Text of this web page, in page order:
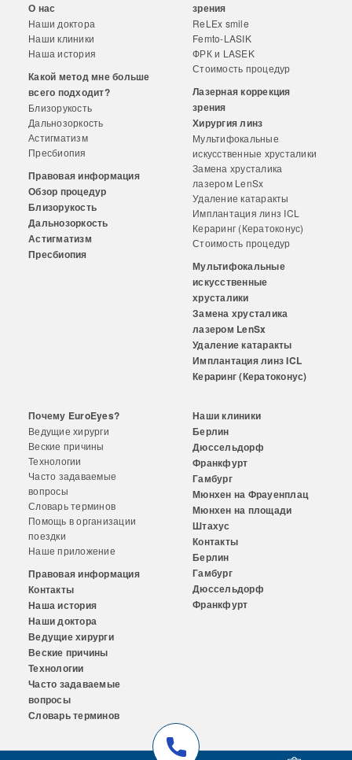
О нас
Наши доктора
Наши клиники
Наша история
Какой метод мне больше
всего подходит?
Близорукость
Дальнозоркость
Астигматизм
Пресбиопия
Правовая информация
Обзор процедур
Близорукость
Дальнозоркость
Астигматизм
Пресбиопия
зрения
ReLEx smile
Femto-LASIK
ФРК и LASEK
Стоимость процедур
Лазерная коррекция
зрения
Хирургия линз
Мультифокальные
искусственные хрусталики
Замена хрусталика
лазером LenSx
Удаление катаракты
Имплантация линз ICL
Кераринг (Кератоконус)
Стоимость процедур
Мультифокальные
искусственные
хрусталики
Замена хрусталика
лазером LenSx
Удаление катаракты
Имплантация линз ICL
Кераринг (Кератоконус)
Почему EuroEyes?
Ведущие хирурги
Веские причины
Технологии
Часто задаваемые
вопросы
Словарь терминов
Помощь в организации
поездки
Наше приложение
Правовая информация
Контакты
Наша история
Наши доктора
Ведущие хирурги
Веские причины
Технологии
Часто задаваемые
вопросы
Словарь терминов
Наши клиники
Берлин
Дюссельдорф
Франкфурт
Гамбург
Мюнхен на Фрауенплац
Мюнхен на площади
Штахус
Контакты
Берлин
Гамбург
Дюссельдорф
Франкфурт